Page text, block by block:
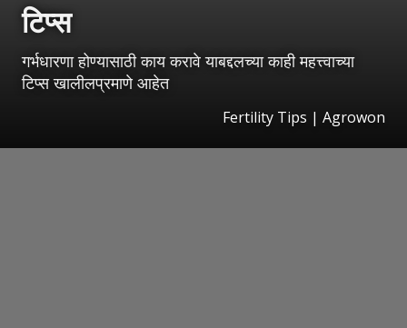
टिप्स
गर्भधारणा होण्यासाठी काय करावे याबद्दलच्या काही महत्त्वाच्या
टिप्स खालीलप्रमाणे आहेत
Fertility Tips | Agrowon